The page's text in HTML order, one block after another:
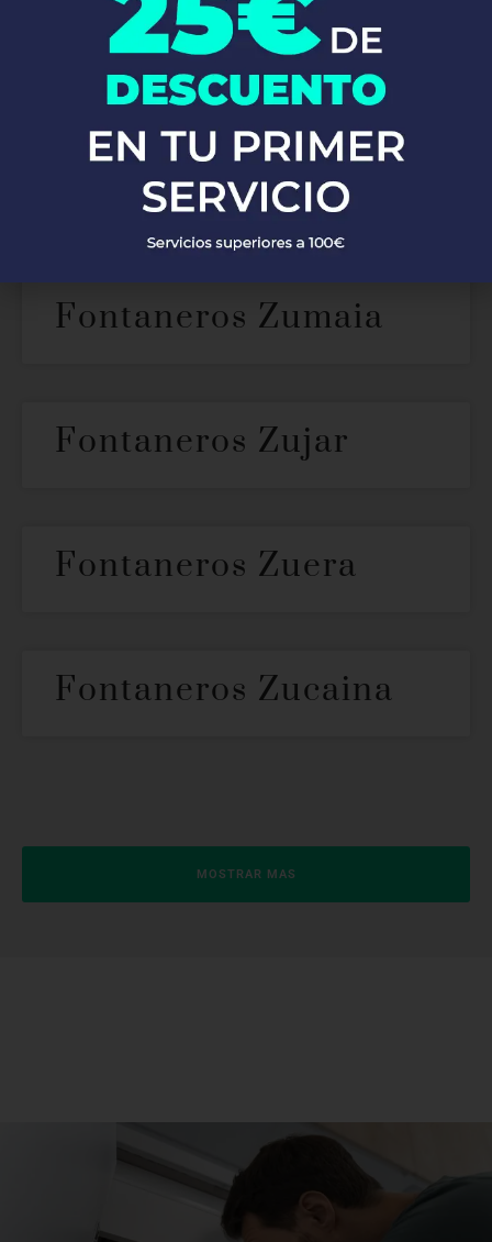
Fontaneros Zurgena
Fontaneros
Zumarraga
Fontaneros Zumaia
Fontaneros Zujar
Fontaneros Zuera
Fontaneros Zucaina
MOSTRAR MAS